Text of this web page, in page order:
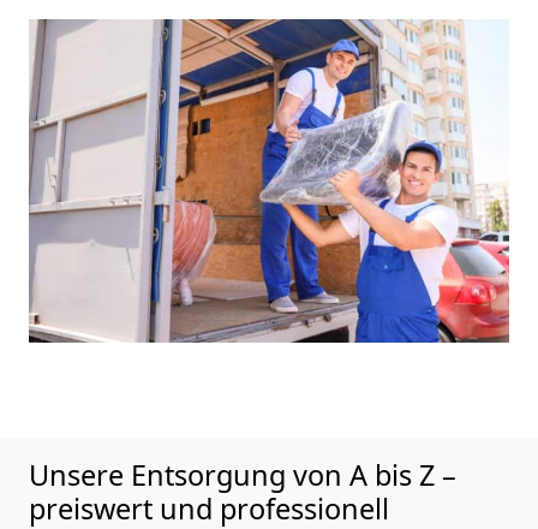
Unsere Entsorgung von A bis Z –
preiswert und professionell